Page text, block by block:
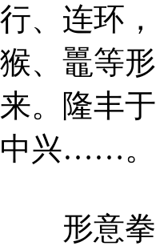
行、连环
猴、鼉等
来。隆丰
中兴……。
形意拳